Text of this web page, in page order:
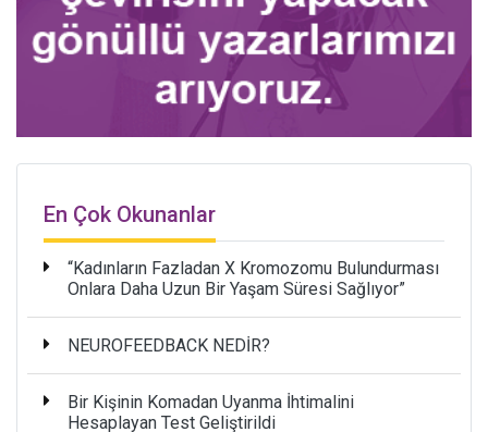
En Çok Okunanlar
“Kadınların Fazladan X Kromozomu Bulundurması
Onlara Daha Uzun Bir Yaşam Süresi Sağlıyor”
NEUROFEEDBACK NEDİR?
Bir Kişinin Komadan Uyanma İhtimalini
Hesaplayan Test Geliştirildi